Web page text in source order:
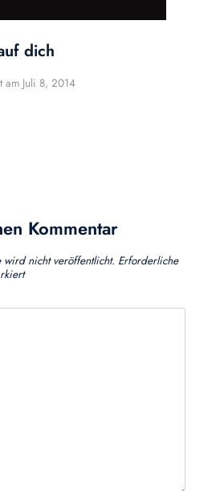
dich
am Juli 8, 2014
Kommentar
wird nicht veröffentlicht. Erforderliche